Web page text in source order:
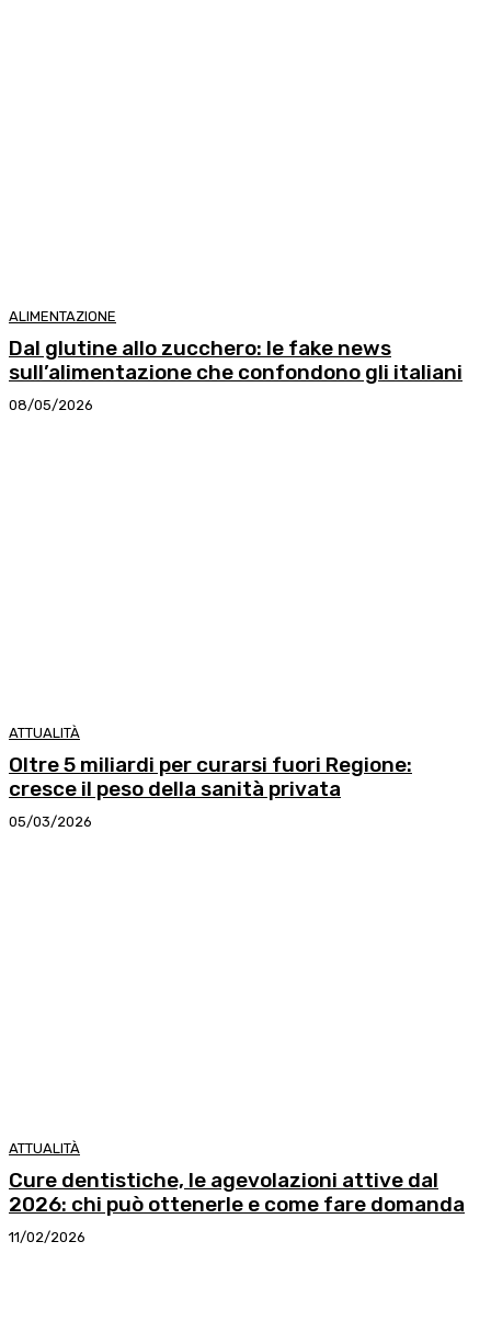
ALIMENTAZIONE
Dal glutine allo zucchero: le fake news
sull’alimentazione che confondono gli italiani
08/05/2026
ATTUALITÀ
Oltre 5 miliardi per curarsi fuori Regione:
cresce il peso della sanità privata
05/03/2026
ATTUALITÀ
Cure dentistiche, le agevolazioni attive dal
2026: chi può ottenerle e come fare domanda
11/02/2026